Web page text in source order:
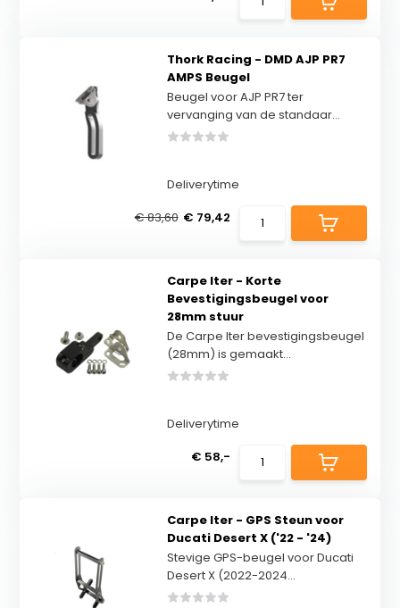
Thork Racing - DMD AJP PR7
AMPS Beugel
Beugel voor AJP PR7 ter
vervanging van de standaar...
Deliverytime
€ 83,60 € 79,42
Carpe Iter - Korte
Bevestigingsbeugel voor
28mm stuur
De Carpe Iter bevestigingsbeugel
(28mm) is gemaakt...
Deliverytime
€ 58,-
Carpe Iter - GPS Steun voor
Ducati Desert X ('22 - '24)
Stevige GPS-beugel voor Ducati
Desert X (2022-2024...